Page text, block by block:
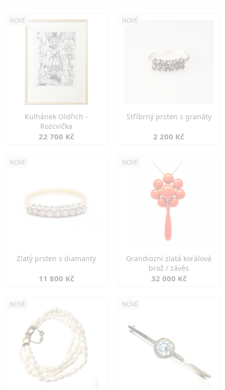
NOVÉ
Kulhánek Oldřich -
Rozcvička
22 700 Kč
NOVÉ
Stříbrný prsten s granáty
2 200 Kč
NOVÉ
Zlatý prsten s diamanty
11 800 Kč
NOVÉ
Grandiozní zlatá korálová
brož / závěs
32 000 Kč
NOVÉ NOVÉ